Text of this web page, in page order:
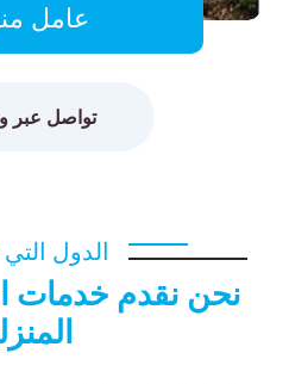
عامل
تواصل عبر
الدول
نحن نقدم خدمات